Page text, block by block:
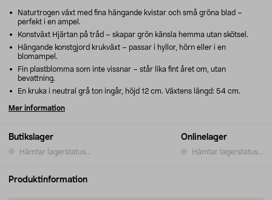
Butikslager
Hämtar lagerstatus...
Onlinelager
Hämtar lagerstatus...
Naturtrogen växt med fina hängande kvistar och små gröna blad –
perfekt i en ampel.
Konstväxt Hjärtan på tråd – skapar grön känsla hemma utan skötsel.
Hängande konstgjord krukväxt – passar i hyllor, hörn eller i en
blomampel.
Fin plastblomma som inte vissnar – står lika fint året om, utan
bevattning.
En kruka i neutral grå ton ingår, höjd 12 cm. Växtens längd: 54 cm.
Mer information
Produktinformation